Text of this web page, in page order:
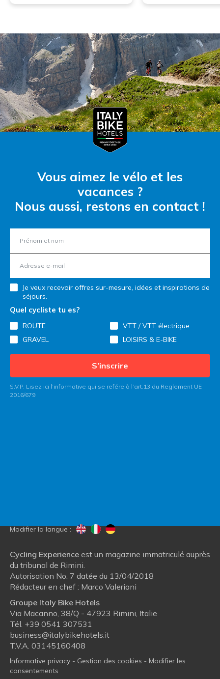
Vous aimez le vélo et les
vacances ?
Nous aussi, restons en contact !
Je veux recevoir offres sur-mesure, idées et inspirations de
séjours.
Quel cycliste tu es?
ROUTE
VTT / VTT électrique
GRAVEL
LOISIRS & E-BIKE
S’inscrire
S.V.P. Lisez ici l’informative qui se refére à l’art.13 du Reglement UE
2016/679
Modifier la langue :
Cycling Experience est un magazine immatriculé auprès
du tribunal de Rimini.
Autorisation No. 7 datée du 13/04/2018
Rédacteur en chef : Marco Valeriani
Groupe Italy Bike Hotels
Via Macanno, 38/Q - 47923 Rimini, Italie
Tél. +39 0541 307531
business@italybikehotels.it
T.V.A. 03145160408
Informative privacy - Gestion des cookies - Modifier les
consentements